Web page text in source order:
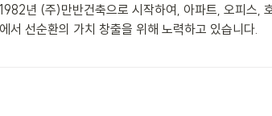
년 (주)만반건축으로 시작하여, 아파트, 오피스,
서 선순환의 가치 창출을 위해 노력하고 있습니다.